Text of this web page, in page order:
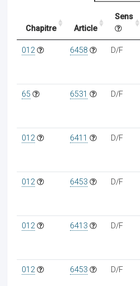
Chapitre Article
Sens
012 6458 D/F
65 6531 D/F
012 6411 D/F
012 6453 D/F
012 6413 D/F
012 6453 D/F